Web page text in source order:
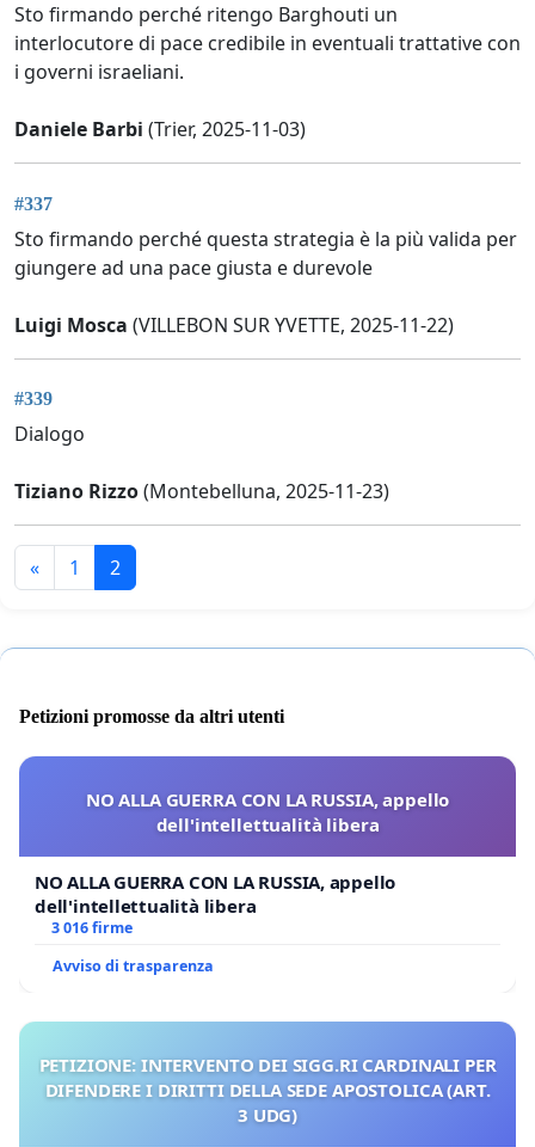
Sto firmando perché ritengo Barghouti un
interlocutore di pace credibile in eventuali trattative con
i governi israeliani.
Daniele Barbi (Trier, 2025-11-03)
#337
Sto firmando perché questa strategia è la più valida per
giungere ad una pace giusta e durevole
Luigi Mosca (VILLEBON SUR YVETTE, 2025-11-22)
#339
Dialogo
Tiziano Rizzo(Montebelluna, 2025-11-23)
« 1 2
Petizioni promosse da altri utenti
NO ALLA GUERRA CON LA RUSSIA, appello
dell'intellettualità libera
NO ALLA GUERRA CON LA RUSSIA, appello
dell'intellettualità libera
3 016 firme
Avviso di trasparenza
PETIZIONE: INTERVENTO DEI SIGG.RI CARDINALI PER
DIFENDERE I DIRITTI DELLA SEDE APOSTOLICA (ART.
3 UDG)